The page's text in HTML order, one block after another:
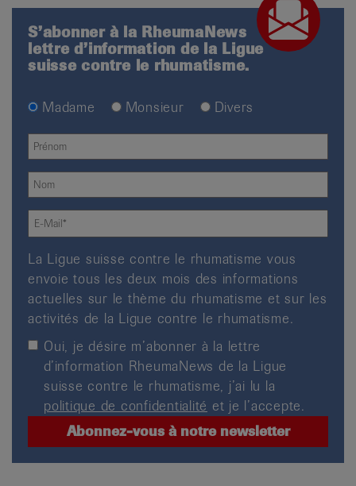
S’abonner à la RheumaNews
lettre d’information de la Ligue
suisse contre le rhumatisme.
Madame Monsieur Divers
La Ligue suisse contre le rhumatisme vous
envoie tous les deux mois des informations
actuelles sur le thème du rhumatisme et sur les
activités de la Ligue contre le rhumatisme.
Oui, je désire m’abonner à la lettre
d’information RheumaNews de la Ligue
suisse contre le rhumatisme, j’ai lu la
politique de confidentialité et je l’accepte.